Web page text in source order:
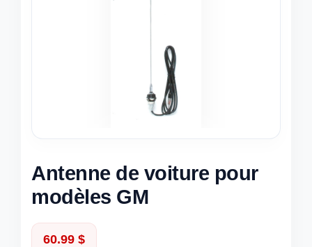
Antenne de voiture pour
modèles GM
60.99 $